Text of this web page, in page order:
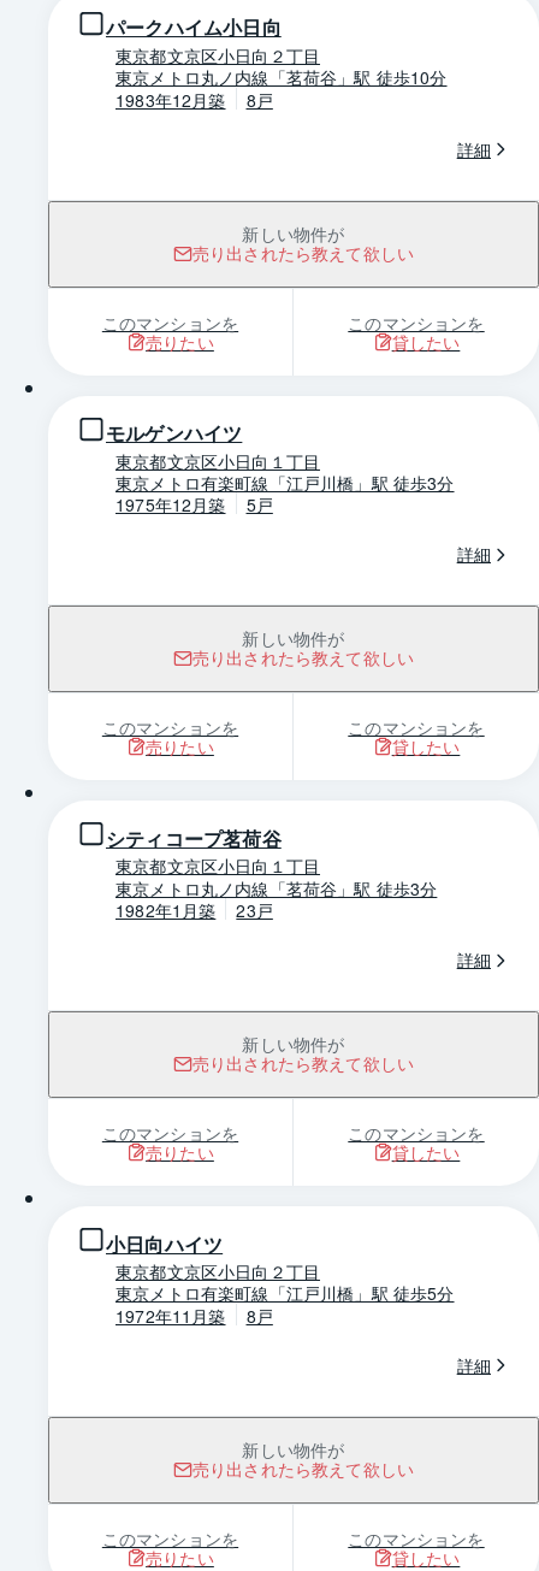
パークハイム小日向
東京都文京区小日向２丁目
東京メトロ丸ノ内線「茗荷谷」駅 徒歩10分
1983年12月築
8戸
詳細
新しい物件が
売り出されたら教えて欲しい
このマンションを
売りたい
このマンションを
貸したい
モルゲンハイツ
東京都文京区小日向１丁目
東京メトロ有楽町線「江戸川橋」駅 徒歩3分
1975年12月築
5戸
詳細
新しい物件が
売り出されたら教えて欲しい
このマンションを
売りたい
このマンションを
貸したい
シティコープ茗荷谷
東京都文京区小日向１丁目
東京メトロ丸ノ内線「茗荷谷」駅 徒歩3分
1982年1月築
23戸
詳細
新しい物件が
売り出されたら教えて欲しい
このマンションを
売りたい
このマンションを
貸したい
小日向ハイツ
東京都文京区小日向２丁目
東京メトロ有楽町線「江戸川橋」駅 徒歩5分
1972年11月築
8戸
詳細
新しい物件が
売り出されたら教えて欲しい
このマンションを
売りたい
このマンションを
貸したい